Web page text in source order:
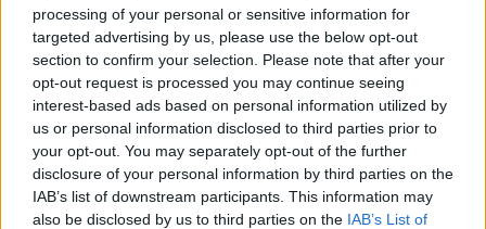
processing of your personal or sensitive information for
targeted advertising by us, please use the below opt-out
section to confirm your selection. Please note that after your
opt-out request is processed you may continue seeing
interest-based ads based on personal information utilized by
us or personal information disclosed to third parties prior to
your opt-out. You may separately opt-out of the further
disclosure of your personal information by third parties on the
IAB’s list of downstream participants. This information may
also be disclosed by us to third parties on the IAB’s List of